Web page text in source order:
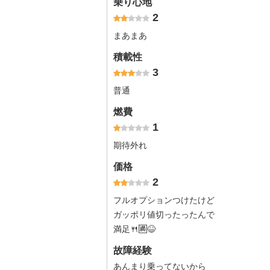
乗り心地
2
まあまあ
積載性
3
普通
燃費
1
期待外れ
価格
2
フルオプションつけたけど
ガッポリ値切ったったんで
満足🍴🈵😆
故障経験
あんまり乗ってないから